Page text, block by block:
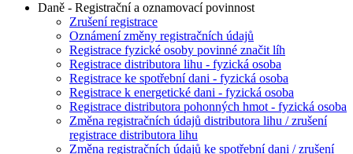
Daně - Registrační a oznamovací povinnost
Zrušení registrace
Oznámení změny registračních údajů
Registrace fyzické osoby povinné značit líh
Registrace distributora lihu - fyzická osoba
Registrace ke spotřební dani - fyzická osoba
Registrace k energetické dani - fyzická osoba
Registrace distributora pohonných hmot - fyzická osoba
Změna registračních údajů distributora lihu / zrušení
registrace distributora lihu
Změna registračních údajů ke spotřební dani / zrušení